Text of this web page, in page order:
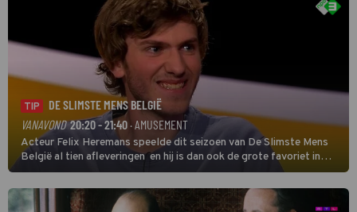
TIP
DE SLIMSTE MENS BELGIË
VANAVOND 20:20 - 21:40· AMUSEMENT
Acteur Felix Heremans speelde dit seizoen van De Slimste Mens
België al tien afleveringen en hij is dan ook de grote favoriet in
deze seizoensfinale. En er is Nederlandse inbreng, want komiek
Soundos El Ahmadi neemt plaats aan de jurytafel.